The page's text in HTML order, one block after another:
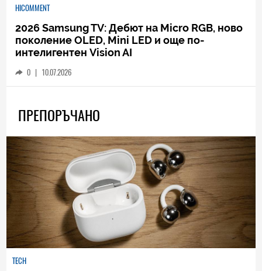
HICOMMENT
2026 Samsung TV: Дебют на Micro RGB, ново
поколение OLED, Mini LED и още по-
интелигентен Vision AI
0 | 10.07.2026
ПРЕПОРЪЧАНО
TECH